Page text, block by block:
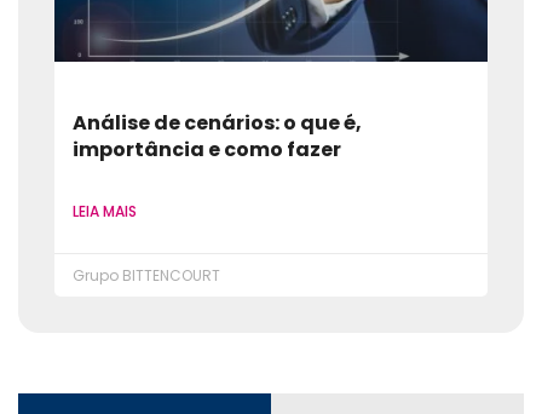
Análise de cenários: o que é,
importância e como fazer
LEIA MAIS
Grupo BITTENCOURT